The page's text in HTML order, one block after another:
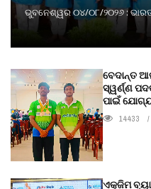
ଭୁବନେଶ୍ୱର ୦୪/୦୮/୨୦୨୬ :
ବେଦାନ୍ତ
ସ୍ୱର୍ଣ୍ଣ
ପାଇଁ
14433
ଏକ୍ଜିମ